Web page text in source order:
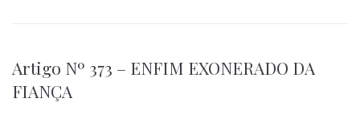
Artigo Nº 373 – ENFIM EXONERADO DA
FIANÇA